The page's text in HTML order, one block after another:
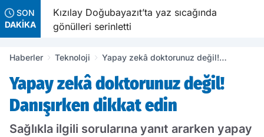
SON
DAKİKA
Kızılay Doğubayazıt’ta yaz sıcağında
gönülleri serinletti
Haberler Teknoloji
Yapay zekâ doktorunuz değil!
Yapay zekâ doktorunuz değil!
Danışırken dikkat edin
Sağlıkla ilgili sorularına yanıt ararken yapay